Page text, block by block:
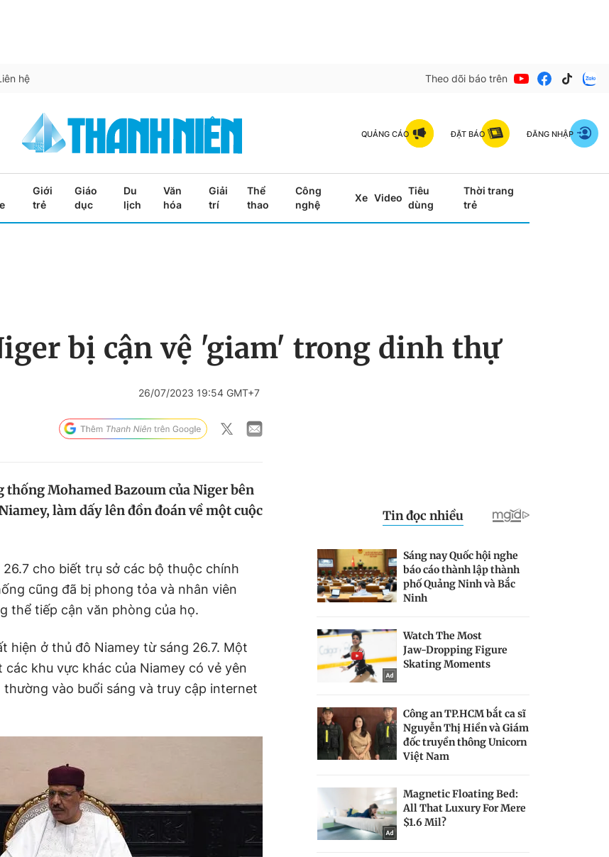
hệ Theo dõi báo trên
QUẢNG CÁO ĐẶT BÁO ĐĂNG NHẬP
Giới
trẻ
Giáo
dục
Du
lịch
Văn
hóa
Giải
trí
Thể
thao
Công
nghệ
Xe Video
Tiêu
dùng
Thời trang
trẻ
bị cận vệ 'giam' trong dinh thự
26/07/2023 19:54 GMT+7
thống Mohamed Bazoum của Niger bên
làm dấy lên đồn đoán về một cuộc
cho biết trụ sở các bộ thuộc chính
cũng đã bị phong tỏa và nhân viên
thể tiếp cận văn phòng của họ.
hiện ở thủ đô Niamey từ sáng 26.7. Một
khu vực khác của Niamey có vẻ yên
vào buổi sáng và truy cập internet